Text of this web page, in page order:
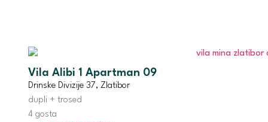
Vila Alibi 1 Apartman 09
Drinske Divizije 37, Zlatibor
dupli + trosed
4 gosta